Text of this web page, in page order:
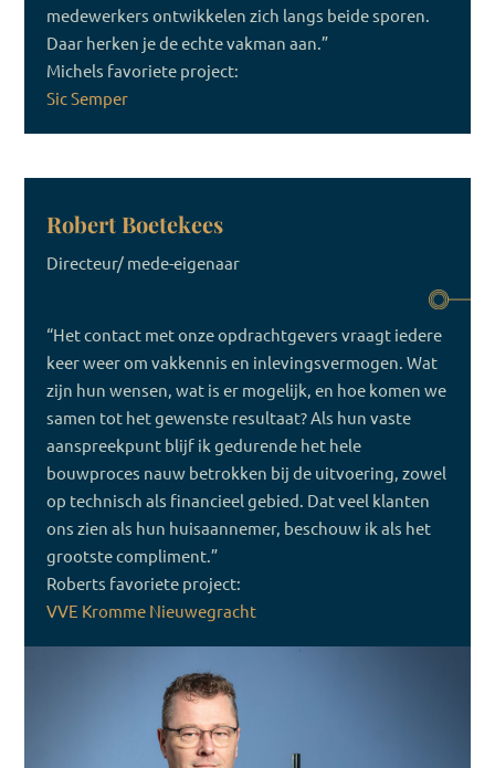
medewerkers ontwikkelen zich langs beide sporen.
Daar herken je de echte vakman aan.”
Michels favoriete project:
Sic Semper
Robert Boetekees
Directeur/ mede-eigenaar
“Het contact met onze opdrachtgevers vraagt iedere
keer weer om vakkennis en inlevingsvermogen. Wat
zijn hun wensen, wat is er mogelijk, en hoe komen we
samen tot het gewenste resultaat? Als hun vaste
aanspreekpunt blijf ik gedurende het hele
bouwproces nauw betrokken bij de uitvoering, zowel
op technisch als financieel gebied. Dat veel klanten
ons zien als hun huisaannemer, beschouw ik als het
grootste compliment.”
Roberts favoriete project:
VVE Kromme Nieuwegracht